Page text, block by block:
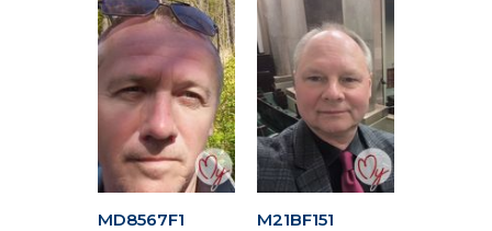
MD8567F1 M21BF151